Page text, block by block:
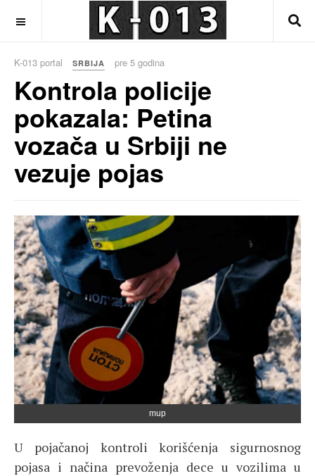
K-013 portal SRBIJA pre 5 godina
Kontrola policije
pokazala: Petina
vozača u Srbiji ne
vezuje pojas
mup
U pojačanoj kontroli korišćenja sigurnosnog
pojasa i načina prevoženja dece u vozilima u